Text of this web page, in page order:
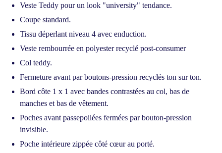
Veste Teddy pour un look "university" tendance.
Coupe standard.
Tissu déperlant niveau 4 avec enduction.
Veste rembourrée en polyester recyclé post-consumer
Col teddy.
Fermeture avant par boutons-pression recyclés ton sur ton.
Bord côte 1 x 1 avec bandes contrastées au col, bas de
manches et bas de vêtement.
Poches avant passepoilées fermées par bouton-pression
invisible.
Poche intérieure zippée côté cœur au porté.